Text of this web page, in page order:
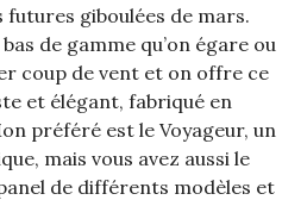
futures giboulées de mars.
de gamme qu’on égare ou
coup de vent et on offre ce
et élégant, fabriqué en
préféré est le Voyageur, un
mais vous avez aussi le
de différents modèles et